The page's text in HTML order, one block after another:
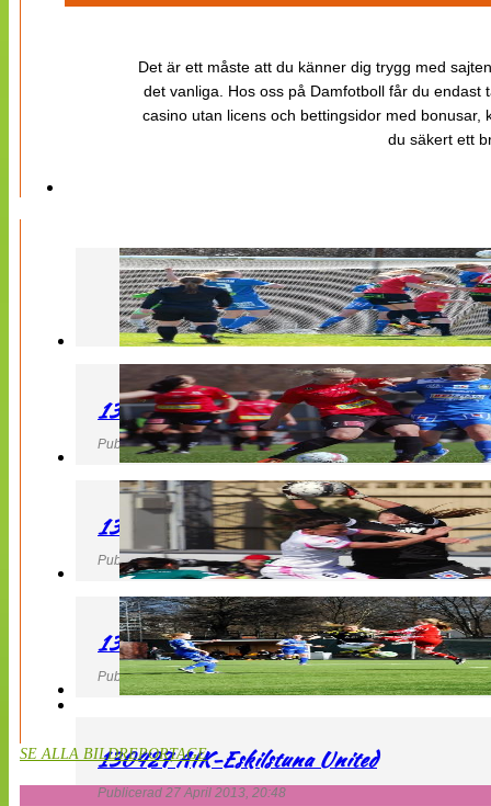
Det är ett måste att du känner dig trygg med
det vanliga. Hos oss på Damfotboll får du
casino utan licens och bettingsidor med
du säkert ett
130427 LB 07 – QBIK
Publicerad 27 April 2013, 22:40
130427 IF Limhamn Bunkeflo – QBIK
Publicerad 27 April 2013, 21:10
130427 LdB FC Malmö – Mallbackens IF
Publicerad 27 April 2013, 20:54
130427 AIK-Eskilstuna United
Publicerad 27 April 2013, 20:48
SE ALLA BILDREPORTAGE